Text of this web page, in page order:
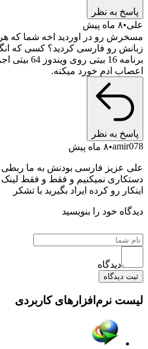
به نظر
۸ ماه پیش
رو در اوردید اخه شما که هر از
رو فارسی کردید؟ کسی که انگلیسی
برنامه 16 بیتی روی
ادم خورد میکنه.
به نظر
۸ ماه پیش
فارسی بودنش به ما ربطی نداره
نمیکنیم و فقط و فقط لینک قرار
رو کرده ایراد بگیرید با تشکر
خود را بنویسید
دیدگاه
نرم‌افزارهای کاربردی